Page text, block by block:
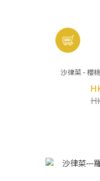
沙律菜 - 櫻